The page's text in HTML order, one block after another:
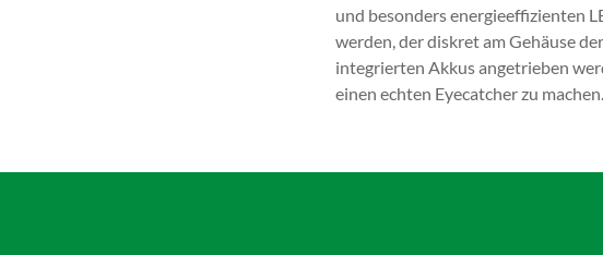
und besonders energieeffizienten
werden, der diskret am Gehäuse
integrierten Akkus angetrieben
einen echten Eyecatcher zu